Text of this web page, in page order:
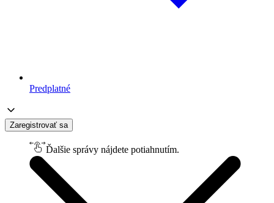
Predplatné
Zaregistrovať sa
Ďalšie správy nájdete potiahnutím.